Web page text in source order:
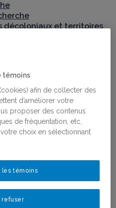
décoloniaux et territoires
le RéQEF
aux projets scientifiques et
recherche
l’histoire des femmes au
témoins
afin de collecter des
d’améliorer votre
proposer des contenus
de fréquentation, etc.
choix en sélectionnant
refuser
les témoins